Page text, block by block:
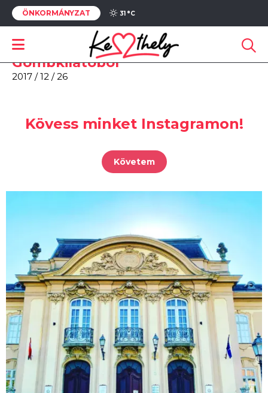
ÖNKORMÁNYZAT 31 °C
Gömbkilátó
Kilátás a balatonboglári
Gömbkilátóból
2017 / 12 / 26
Kövess minket Instagramon!
Követem